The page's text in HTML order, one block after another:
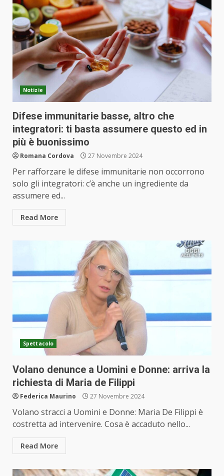
Notizie
Difese immunitarie basse, altro che
integratori: ti basta assumere questo ed in
più è buonissimo
Romana Cordova 27 Novembre 2024
Per rafforzare le difese immunitarie non occorrono
solo gli integratori: c’è anche un ingrediente da
assumere ed...
Read More
Spettacolo
Volano denunce a Uomini e Donne: arriva la
richiesta di Maria de Filippi
Federica Maurino 27 Novembre 2024
Volano stracci a Uomini e Donne: Maria De Filippi è
costretta ad intervenire. Cosa è accaduto nello...
Read More